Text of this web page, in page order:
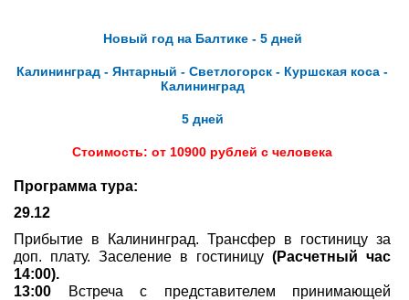
Спецпредложения
Поиск тура
Туры по России
Автобусные туры
Новый год на Балтике - 5 дней
Калининград - Янтарный - Светлогорск - Куршская коса -
Калининград
5 дней
Стоимость: от 10900 рублей с человека
Программа тура:
29.12
Прибытие в Калининград. Трансфер в гостиницу за
доп. плату. Заселение в гостиницу (Расчетный час
14:00).
13:00 Встреча с представителем принимающей